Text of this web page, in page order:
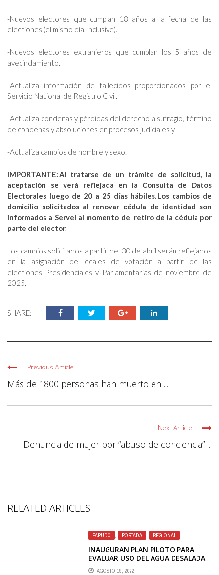
-Nuevos electores que cumplan 18 años a la fecha de las
elecciones (el mismo día, inclusive).
-Nuevos electores extranjeros que cumplan los 5 años de
avecindamiento.
-Actualiza información de fallecidos proporcionados por el
Servicio Nacional de Registro Civil.
-Actualiza condenas y pérdidas del derecho a sufragio, término
de condenas y absoluciones en procesos judiciales y
-Actualiza cambios de nombre y sexo.
IMPORTANTE: Al tratarse de un trámite de solicitud, la
aceptación se verá reflejada en la Consulta de Datos
Electorales luego de 20 a 25 días hábiles. Los cambios de
domicilio solicitados al renovar cédula de identidad son
informados a Servel al momento del retiro de la cédula por
parte del elector.
Los cambios solicitados a partir del 30 de abril serán reflejados
en la asignación de locales de votación a partir de las
elecciones Presidenciales y Parlamentarias de noviembre de
2025.
SHARE:
Previous Article
Más de 1800 personas han muerto en ...
Next Article
Denuncia de mujer por “abuso de conciencia” ...
RELATED ARTICLES
PAPUDO , PORTADA , REGIONAL
INAUGURAN PLAN PILOTO PARA
EVALUAR USO DEL AGUA DESALADA
CON FINES AGRÍCOLAS EN PAPUDO
AGOSTO 19, 2022